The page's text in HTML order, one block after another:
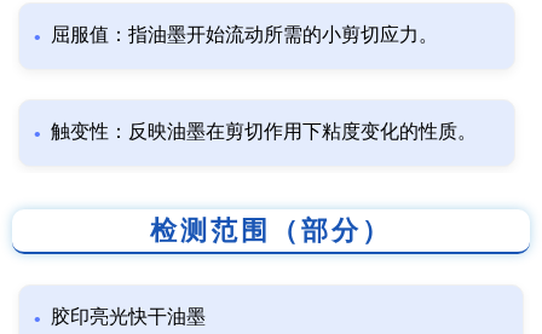
屈服值：指油墨开始流动所需的小剪切应力。
触变性：反映油墨在剪切作用下粘度变化的性质。
检测范围（部分）
胶印亮光快干油墨